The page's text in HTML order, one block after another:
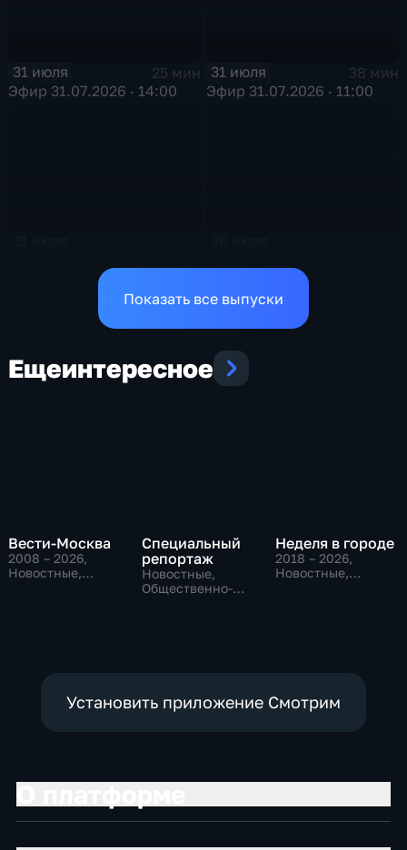
31 июля
25 мин
Эфир 31.07.2026 · 14:00
31 июля
38 мин
Эфир 31.07.2026 · 11:00
Показать все выпуски
Ещеинтересное
Вести-Москва
2008 – 2026,
Новостные,
Специальный
репортаж
Новостные,
Общественно-
Неделя в городе
2018 – 2026,
Новостные,
Установить приложение Смотрим